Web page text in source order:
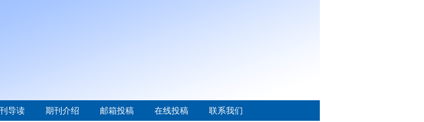
导读 期刊介绍 邮箱投稿 在线投稿 联系我们